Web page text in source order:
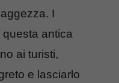
I
antica
ai turisti,
e lasciarlo